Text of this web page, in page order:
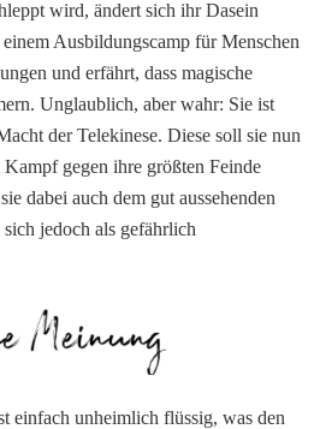
wird, ändert sich ihr Dasein
Ausbildungscamp für Menschen
und erfährt, dass magische
Unglaublich, aber wahr: Sie ist
der Telekinese. Diese soll sie nun
gegen ihre größten Feinde
dabei auch dem gut aussehenden
jedoch als gefährlich
einfach unheimlich flüssig, was den